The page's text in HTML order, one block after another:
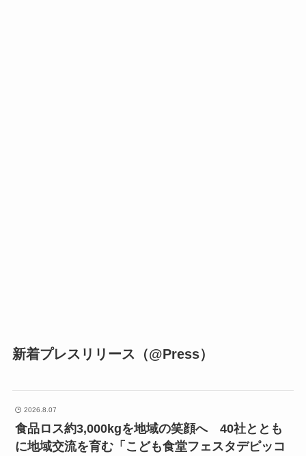
新着プレスリリース（@Press）
2026.8.07
食品ロス約3,000kgを地域の笑顔へ 40社ととも
に地域交流を育む「こども食堂フェスタデピッコ